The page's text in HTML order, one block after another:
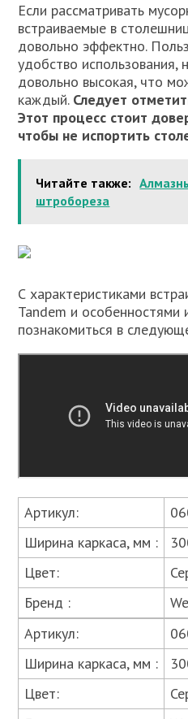
Если рассматривать
встраиваемые в
довольно эффектно.
удобство использования,
довольно высокая, что
каждый. Следует
Этот процесс стоит
чтобы не испортить
Читайте также:
штробореза
С характеристиками
Tandem и особенностями
познакомиться в
Артикул:
Ширина каркаса, мм :
Цвет:
Бренд :
Артикул:
Ширина каркаса, мм :
Цвет: